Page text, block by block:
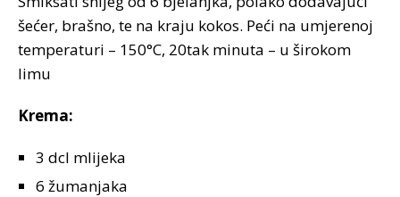
šećer, brašno, te na kraju kokos. Peći na umjerenoj
temperaturi – 150°C, 20tak minuta – u širokom
limu
Krema:
3 dcl mlijeka
6 žumanjaka